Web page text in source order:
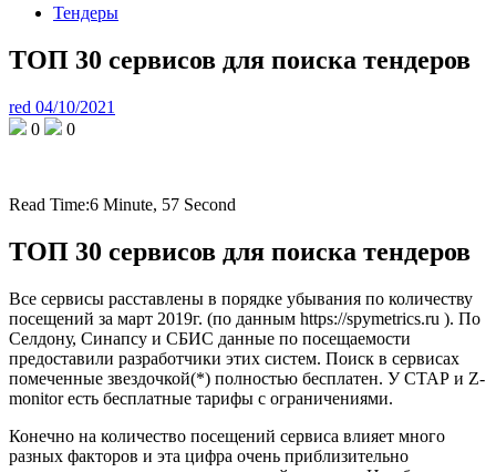
Тендеры
ТОП 30 сервисов для поиска тендеров
red 04/10/2021
0
0
Read Time:6 Minute, 57 Second
ТОП 30 сервисов для поиска тендеров
Все сервисы расставлены в порядке убывания по количеству
посещений за март 2019г. (по данным https://spymetrics.ru ). По
Селдону, Синапсу и СБИС данные по посещаемости
предоставили разработчики этих систем. Поиск в сервисах
помеченные звездочкой(*) полностью бесплатен. У СТАР и Z-
monitor есть бесплатные тарифы с ограничениями.
Конечно на количество посещений сервиса влияет много
разных факторов и эта цифра очень приблизительно